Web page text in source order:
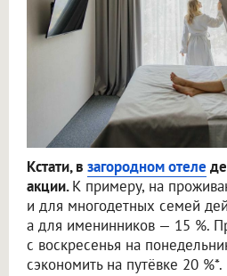
Кстати, в загородном отеле
акции.К примеру, на
и для многодетных семей
а для именинников — 15 %.
с воскресенья на
сэкономить на путёвке 20 %*.